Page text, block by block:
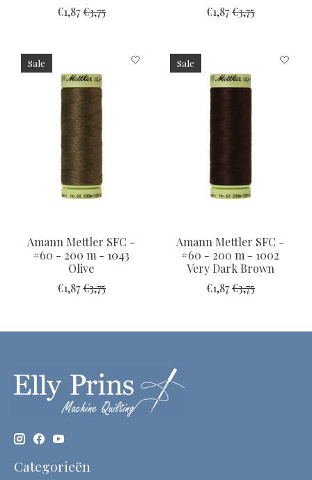
€1,87€3,75
€1,87€3,75
Sale
Amann Mettler SFC -
#60 - 200 m - 1043
Olive
€1,87€3,75
Sale
Amann Mettler SFC -
#60 - 200 m - 1002
Very Dark Brown
€1,87€3,75
Categorieën